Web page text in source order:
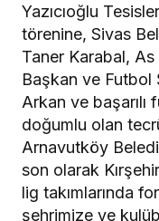
Yazıcıoğlu
törenine, Sivas
Taner Karabal,
Başkan ve Futbol
Arkan ve başarılı
doğumlu olan
Arnavutköy
son olarak
lig takımlarında
şehrimize ve